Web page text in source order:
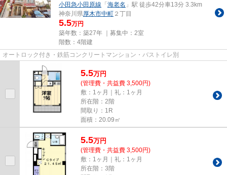
小田急小田原線 「海老名 」駅 徒歩42分車13分 3.3km
神奈川県厚木市中町 ２丁目
5.5万円
築年数：築27年 ｜募集中： 2室
階数：4階建
オートロック付き・鉄筋コンクリートマンション・バストイレ別
5.5万円
(管理費・共益費 3,500円)
敷：1ヶ月｜礼：1ヶ月
所在階：2階
間取り：1R
面積：20.09㎡
5.5万円
(管理費・共益費 3,500円)
敷：1ヶ月｜礼：1ヶ月
所在階：3階